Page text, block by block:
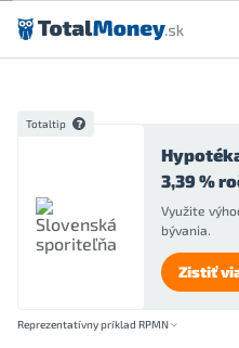
Preskočiť na obsah
Totaltip
3,39 %
Využite
bývania.
Zistiť
Reprezentatívny príklad RPMN